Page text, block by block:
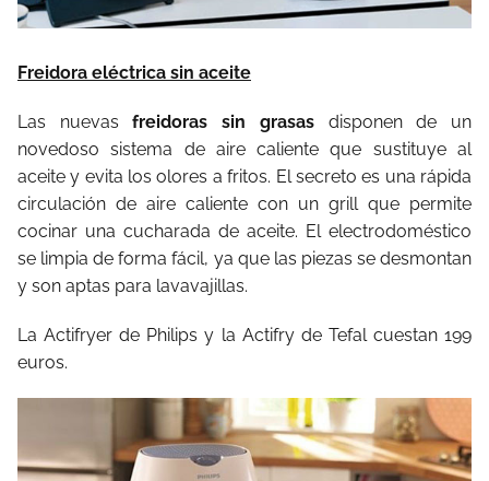
Freidora eléctrica sin aceite
Las nuevasfreidoras sin grasasdisponen de un
novedoso sistema de aire caliente que sustituye al
aceite y evita los olores a fritos. El secreto es una rápida
circulación de aire caliente con un grill que permite
cocinar una cucharada de aceite. El electrodoméstico
se limpia de forma fácil, ya que las piezas se desmontan
y son aptas para lavavajillas.
La Actifryer de Philips y la Actifry de Tefal cuestan 199
euros.